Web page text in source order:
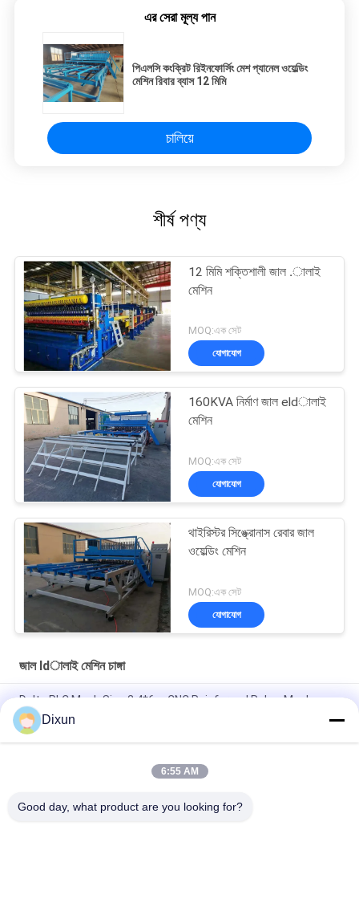
এর সেরা মূল্য পান
পিএলসি কংক্রিট রিইনফোর্সিং মেশ প্যানেল ওয়েল্ডিং
মেশিন রিবার ব্যাস 12 মিমি
চালিয়ে
শীর্ষ পণ্য
12 মিমি শক্তিশালী জাল .ালাই
মেশিন
MOQ:এক সেট
যোগাযোগ
160KVA নির্মাণ জাল eldালাই
মেশিন
MOQ:এক সেট
যোগাযোগ
থাইরিস্টর সিঙ্ক্রোনাস রেবার জাল
ওয়েল্ডিং মেশিন
MOQ:এক সেট
যোগাযোগ
জাল ldালাই মেশিন চাঙ্গা
Delta PLC Mesh Size 2.4*6m CNC Reinforced Rebar Mesh
Welding Machine
Mesh Size 200*200mm Mesh Length 12m Concrete
Dixun
6:55 AM
Good day, what product are you looking for?